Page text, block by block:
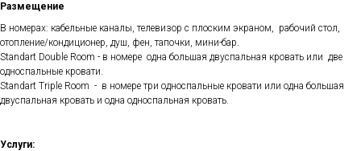
Размещение
В номерах: кабельные каналы, телевизор с плоским экраном, рабочий стол,
отопление/кондиционер, душ, фен, тапочки, мини-бар.
Standart Double Room - в номере одна большая двуспальная кровать или две
односпальные кровати.
Standart Triple Room - в номере три односпальные кровати или одна большая
двуспальная кровать и одна односпальная кровать.
Услуги: